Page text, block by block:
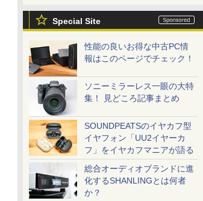
Special Site
性能の良いお得な中古PC情
報はこのページでチェック！
ソニーミラーレス一眼の大特
集！ 見どころ記事まとめ
SOUNDPEATSのイヤカフ型
イヤフォン「UU2イヤーカ
フ」をイヤカフマニアが語る
総合オーディオブランドに進
化するSHANLINGとは何者
か？